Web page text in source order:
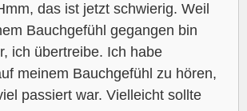
das ist jetzt schwierig. Weil
Bauchgefühl gegangen bin
ich übertreibe. Ich habe
meinem Bauchgefühl zu hören,
passiert war. Vielleicht sollte